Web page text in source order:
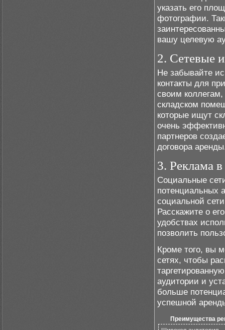
указать его
фотографии.
вашу целевую
2. Сетевые
Не забывайте
контакты для
своим
складском
которые ищут
очень
партнеров
договора
3. Реклама
Социальные
потенциальных
социальной
Расскажите о
удобствах
позволить
Кроме того, вы
сетях, чтобы
аудитории и
больше
успешной
Преимущества